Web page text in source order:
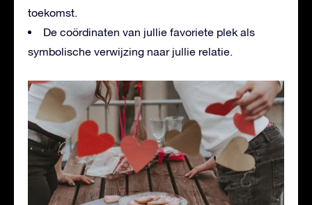
toekomst.
De coördinaten van jullie favoriete plek als
symbolische verwijzing naar jullie relatie.